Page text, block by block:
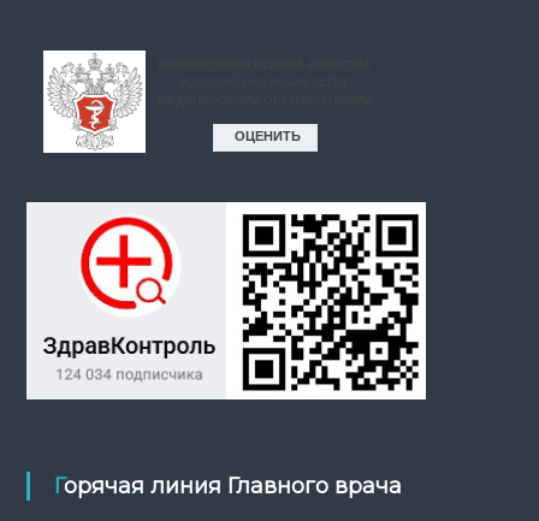
Горячая линия Главного врача